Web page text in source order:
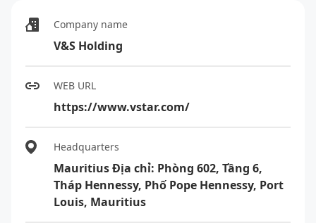
Company name
V&S Holding
WEB URL
https://www.vstar.com/
Headquarters
Mauritius Địa chỉ: Phòng 602, Tầng 6,
Tháp Hennessy, Phố Pope Hennessy, Port
Louis, Mauritius